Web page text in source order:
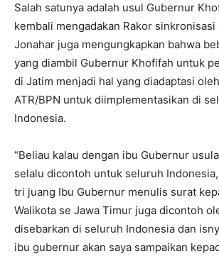
Salah satunya adalah usul Gubernur
kembali mengadakan Rakor sinkronisasi
Jonahar juga mengungkapkan bahwa
yang diambil Gubernur Khofifah untuk
di Jatim menjadi hal yang diadaptasi
ATR/BPN untuk diimplementasikan di
Indonesia.
“Beliau kalau dengan ibu Gubernur
selalu dicontoh untuk seluruh
tri juang Ibu Gubernur menulis surat
Walikota se Jawa Timur juga dicontoh
disebarkan di seluruh Indonesia dan
ibu gubernur akan saya sampaikan